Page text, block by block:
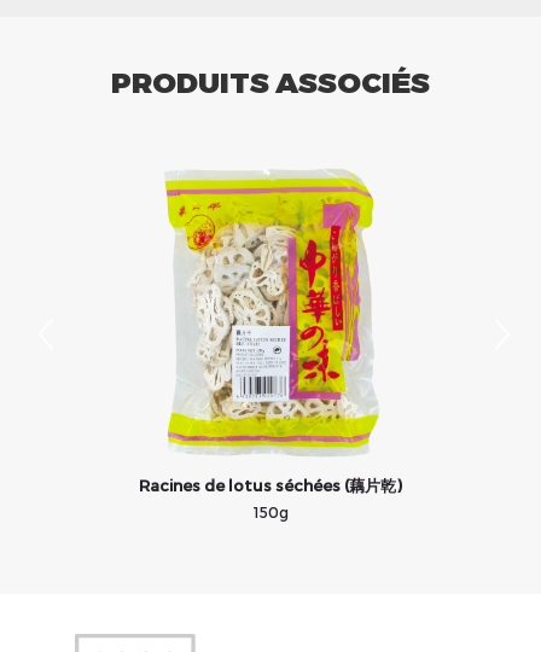
PRODUITS ASSOCIÉS
Racines de lotus séchées (藕片乾)
150g